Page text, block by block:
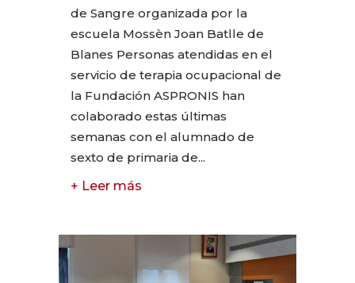
de Sangre organizada por la
escuela Mossèn Joan Batlle de
Blanes Personas atendidas en el
servicio de terapia ocupacional de
la Fundación ASPRONIS han
colaborado estas últimas
semanas con el alumnado de
sexto de primaria de...
+ Leer más